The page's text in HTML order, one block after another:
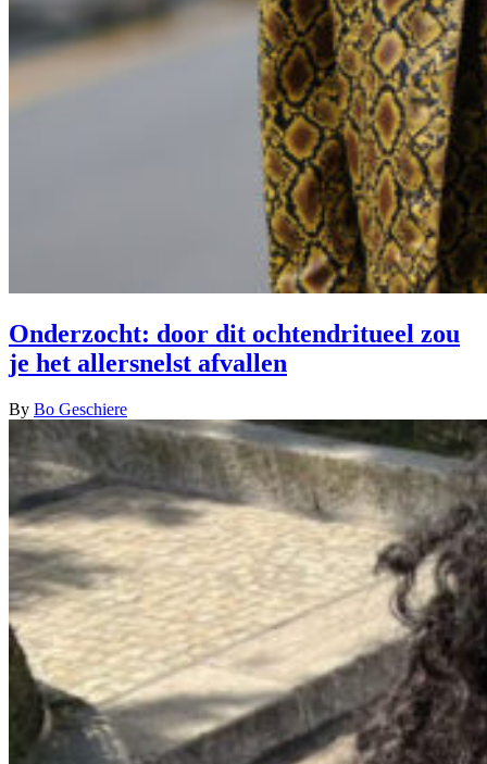
Onderzocht: door dit ochtendritueel zou
je het allersnelst afvallen
By Bo Geschiere